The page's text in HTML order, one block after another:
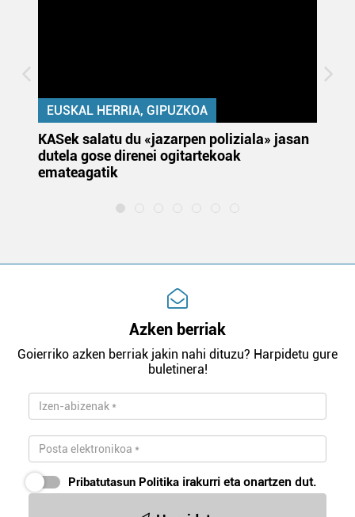
EUSKAL HERRIA, GIPUZKOA
KASek salatu du «jazarpen poliziala» jasan
dutela gose direnei ogitartekoak
emateagatik
Azken berriak
Goierriko azken berriak jakin nahi dituzu? Harpidetu gure
buletinera!
Pribatutasun Politika irakurri eta onartzen dut.